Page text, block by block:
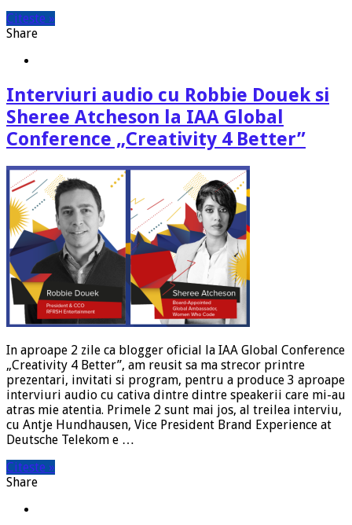
Citeste »
Share
Interviuri audio cu Robbie Douek si
Sheree Atcheson la IAA Global
Conference „Creativity 4 Better”
In aproape 2 zile ca blogger oficial la IAA Global Conference
„Creativity 4 Better”, am reusit sa ma strecor printre
prezentari, invitati si program, pentru a produce 3 aproape
interviuri audio cu cativa dintre dintre speakerii care mi-au
atras mie atentia. Primele 2 sunt mai jos, al treilea interviu,
cu Antje Hundhausen, Vice President Brand Experience at
Deutsche Telekom e …
Citeste »
Share